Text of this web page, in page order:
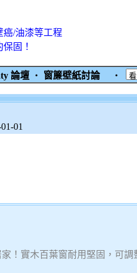
癌/油漆等工程
固！
論壇 ‧ 窗簾壁紙討論 ‧
01
！實木百葉窗耐用堅固，可